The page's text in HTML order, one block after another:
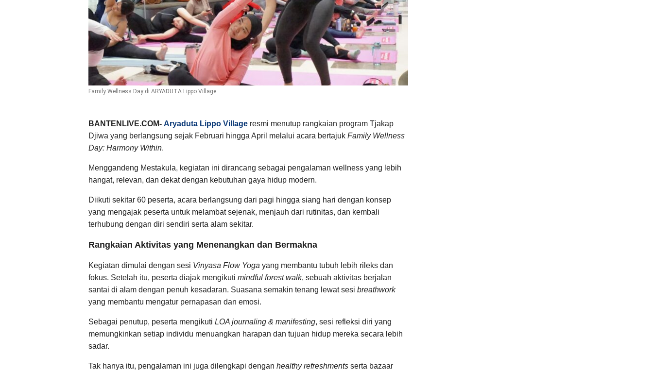
Family Wellness Day di ARYADUTA Lippo Village
BANTENLIVE.COM- Aryaduta Lippo Village resmi menutup rangkaian program Tjakap
Djiwa yang berlangsung sejak Februari hingga April melalui acara bertajuk Family Wellness
Day: Harmony Within.
Menggandeng Mestakula, kegiatan ini dirancang sebagai pengalaman wellness yang lebih
hangat, relevan, dan dekat dengan kebutuhan gaya hidup modern.
Diikuti sekitar 60 peserta, acara berlangsung dari pagi hingga siang hari dengan konsep
yang mengajak peserta untuk melambat sejenak, menjauh dari rutinitas, dan kembali
terhubung dengan diri sendiri serta alam sekitar.
Rangkaian Aktivitas yang Menenangkan dan Bermakna
Kegiatan dimulai dengan sesi Vinyasa Flow Yoga yang membantu tubuh lebih rileks dan
fokus. Setelah itu, peserta diajak mengikuti mindful forest walk, sebuah aktivitas berjalan
santai di alam dengan penuh kesadaran. Suasana semakin tenang lewat sesi breathwork
yang membantu mengatur pernapasan dan emosi.
Sebagai penutup, peserta mengikuti LOA journaling & manifesting, sesi refleksi diri yang
memungkinkan setiap individu menuangkan harapan dan tujuan hidup mereka secara lebih
sadar.
Tak hanya itu, pengalaman ini juga dilengkapi dengan healthy refreshments serta bazaar